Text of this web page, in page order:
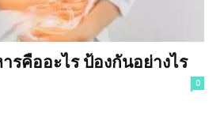
รคืออะไร ป้องกันอย่างไร
0